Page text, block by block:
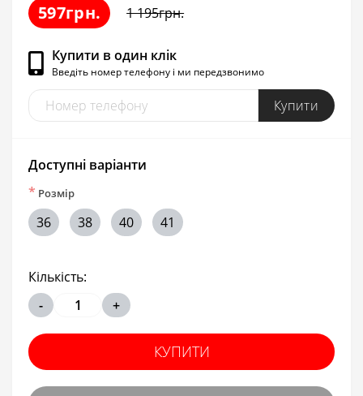
597грн. 1 195грн.
Купити в один клік
Введіть номер телефону і ми передзвонимо
Купити
Доступні варіанти
* Розмір
36 38 40 41
Кількість:
-
+
КУПИТИ